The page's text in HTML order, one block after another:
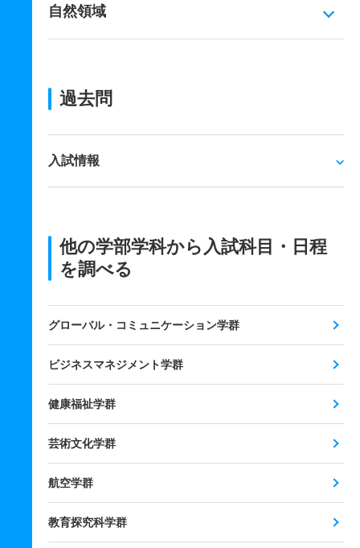
自然領域
過去問
入試情報
他の学部学科から入試科目・日程
を調べる
グローバル・コミュニケーション学群
ビジネスマネジメント学群
健康福祉学群
芸術文化学群
航空学群
教育探究科学群